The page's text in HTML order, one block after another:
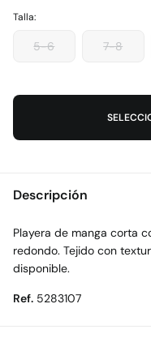
Talla:
5-6 7-8
Descripción
Playera de manga corta
redondo. Tejido con
disponible.
Ref. 5283107